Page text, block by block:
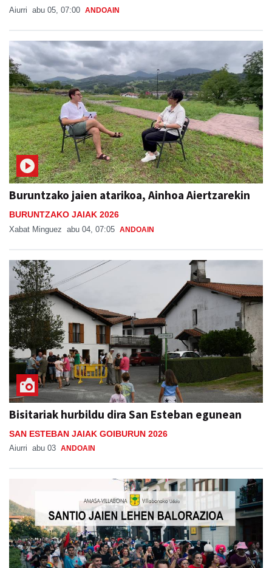
Aiurri abu 05, 07:00 ANDOAIN
Buruntzako jaien atarikoa, Ainhoa Aiertzarekin
BURUNTZAKO JAIAK 2026
Xabat Minguez abu 04, 07:05 ANDOAIN
Bisitariak hurbildu dira San Esteban egunean
SAN ESTEBAN JAIAK GOIBURUN 2026
Aiurri abu 03 ANDOAIN